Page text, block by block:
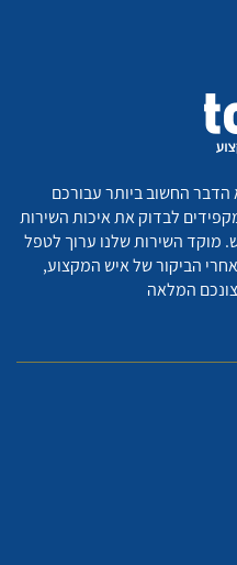
הדבר החשוב ביותר עבורכם
לבדוק את איכות השירות
מוקד השירות שלנו ערוך לטפל
הביקור של איש המקצוע,
המלאה